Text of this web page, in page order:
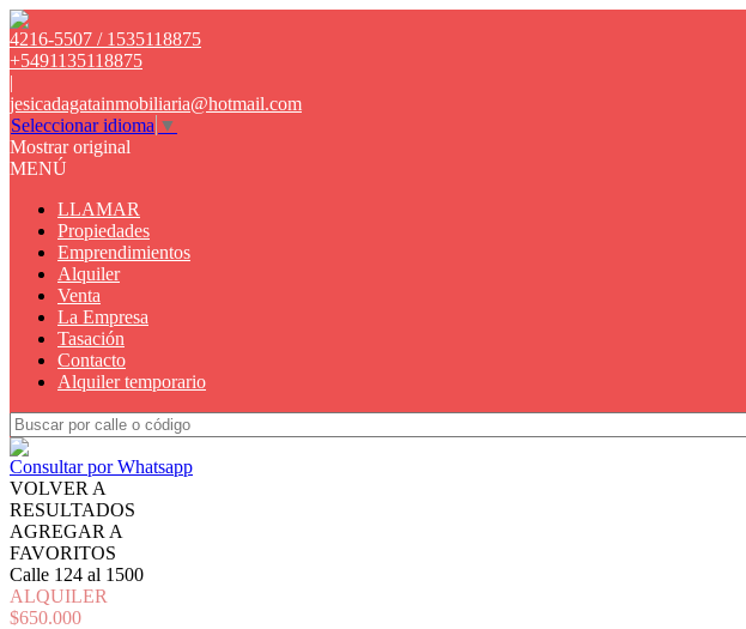
4216-5507 / 1535118875
+5491135118875
|
jesicadagatainmobiliaria@hotmail.com
Seleccionar idioma ▼
Mostrar original
MENÚ
LLAMAR
Propiedades
Emprendimientos
Alquiler
Venta
La Empresa
Tasación
Contacto
Alquiler temporario
Consultar por Whatsapp
VOLVER A
RESULTADOS
AGREGAR A
FAVORITOS
Calle 124 al 1500
ALQUILER
$650.000